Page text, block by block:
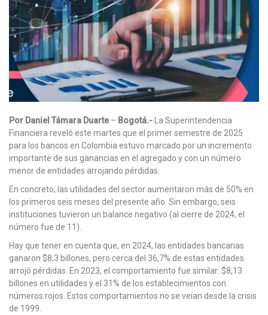
Por Daniel Támara Duarte– Bogotá.- La Superintendencia
Financiera reveló este martes que el primer semestre de 2025
para los bancos en Colombia estuvo marcado por un incremento
importante de sus ganancias en el agregado y con un número
menor de entidades arrojando pérdidas.
En concreto, las utilidades del sector aumentaron más de 50% en
los primeros seis meses del presente año. Sin embargo, seis
instituciones tuvieron un balance negativo (al cierre de 2024, el
número fue de 11).
Hay que tener en cuenta que, en 2024, las entidades bancarias
ganaron $8,3 billones, pero cerca del 36,7% de estas entidades
arrojó pérdidas. En 2023, el comportamiento fue similar: $8,13
billones en utilidades y el 31% de los establecimientos con
números rojos. Estos comportamientos no se veían desde la crisis
de 1999.